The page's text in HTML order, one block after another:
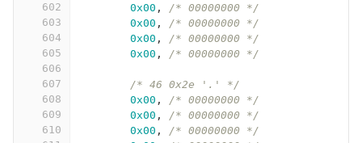
602
603
604
605
606
607
608
609
610
0x00 ,
/* 00000000 */
0x00 ,
/* 00000000 */
0x00 ,
/* 00000000 */
0x00 , /* 00000000 */
/* 46 0x2e '.' */
0x00 ,
/* 00000000 */
0x00 ,
/* 00000000 */
0x00 ,
/* 00000000 */